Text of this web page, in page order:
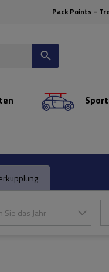
Pack Points -
Sie das Jahr